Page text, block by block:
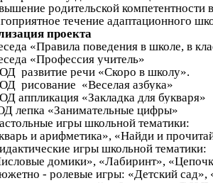
родительской компетентности
течение адаптационного
проекта
«Правила поведения в школе, в
«Профессия учитель»
развитие речи «Скоро в школу».
рисование «Веселая азбука»
аппликация «Закладка для букваря»
лепка «Занимательные цифры»
игры школьной тематики:
и арифметика», «Найди и
игры школьной тематики:
домики», «Лабиринт»,
- ролевые игры: «Детский сад»,